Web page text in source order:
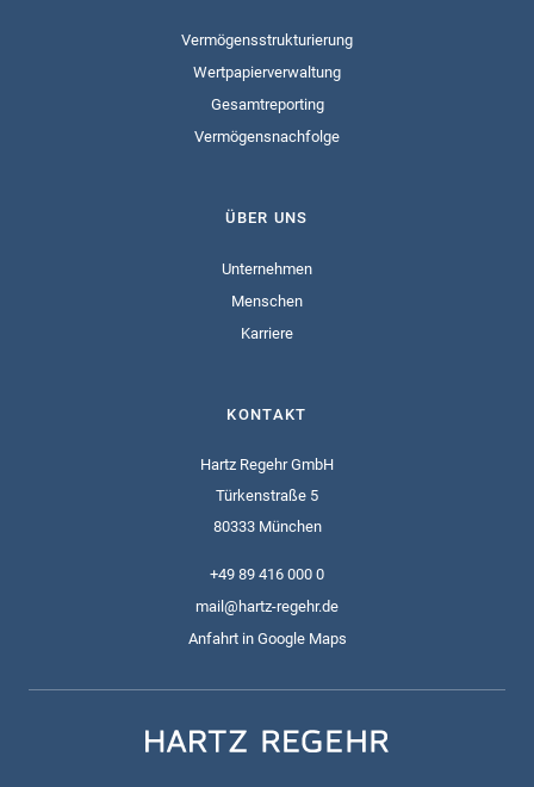
Vermögensstrukturierung
Wertpapierverwaltung
Gesamtreporting
Vermögensnachfolge
ÜBER UNS
Unternehmen
Menschen
Karriere
KONTAKT
Hartz Regehr GmbH
Türkenstraße 5
80333 München
+49 89 416 000 0
mail@hartz-regehr.de
Anfahrt in Google Maps